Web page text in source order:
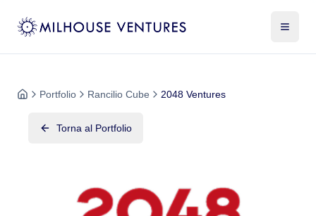
Portfolio Rancilio Cube 2048 Ventures
Torna al Portfolio